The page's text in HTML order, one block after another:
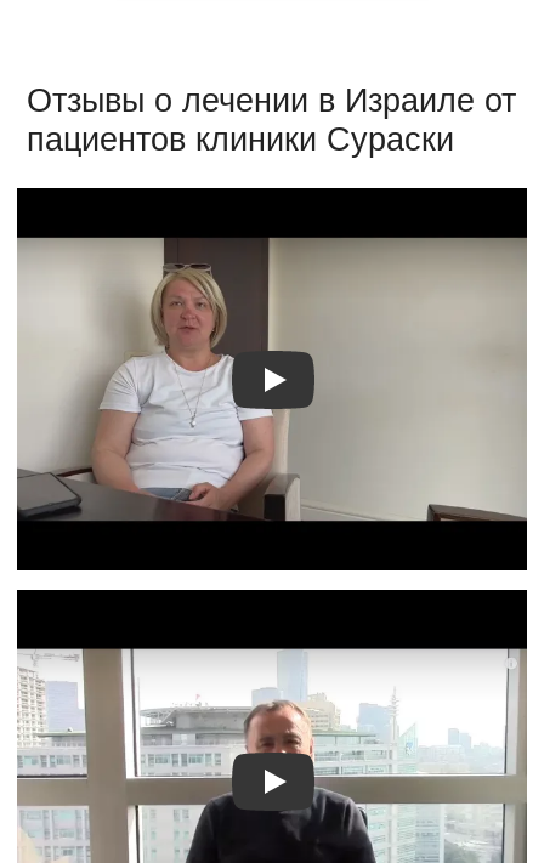
Отзывы о лечении в Израиле от
пациентов клиники Сураски
Видео о лечении
Видео о лечении